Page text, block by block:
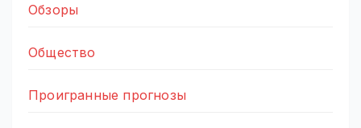
Обзоры
Общество
Проигранные прогнозы